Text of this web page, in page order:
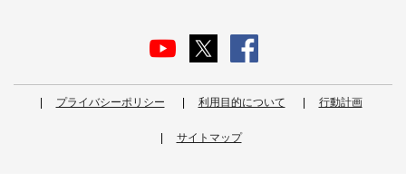
プライバシーポリシー 利用目的について 行動計画
サイトマップ